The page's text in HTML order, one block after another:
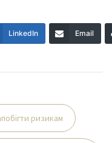
LinkedIn Email
ризикам